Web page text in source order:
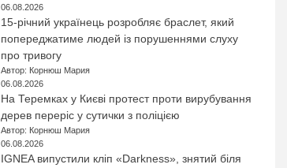
06.08.2026
15-річний українець розробляє браслет, який
попереджатиме людей із порушеннями слуху
про тривогу
Автор: Корнюш Мария
06.08.2026
На Теремках у Києві протест проти вирубування
дерев переріс у сутички з поліцією
Автор: Корнюш Мария
06.08.2026
IGNEA випустили кліп «Darkness», знятий біля